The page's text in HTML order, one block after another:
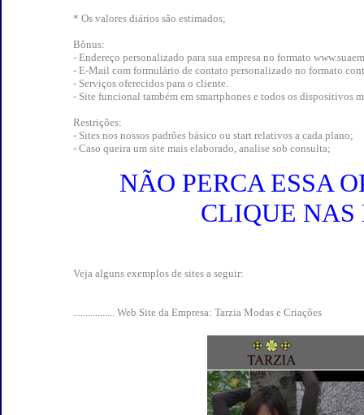
* Os valores diários são estimados;
Bônus:
- Endereço personalizado para sua empresa no formato
- E-Mail com formulário de contato personalizado no formato
- Serviços oferecidos para o cliente.
- Site funcional também em smartphones e todos os dispositivos
Restrições:
- Sites nos nossos padrões básico ou start relativos a cada plano;
- Caso queira um site mais elaborado, analise sob consulta;
NÃO PERCA ESSA
CLIQUE NAS
Veja alguns exemplos de sites a seguir:
................. Web Site da Empresa: Tarzia Modas e Criações